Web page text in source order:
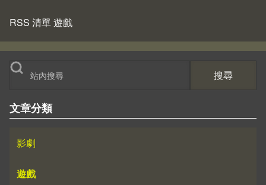
搜尋
文章分類
影劇
遊戲
RSS 清單 遊戲